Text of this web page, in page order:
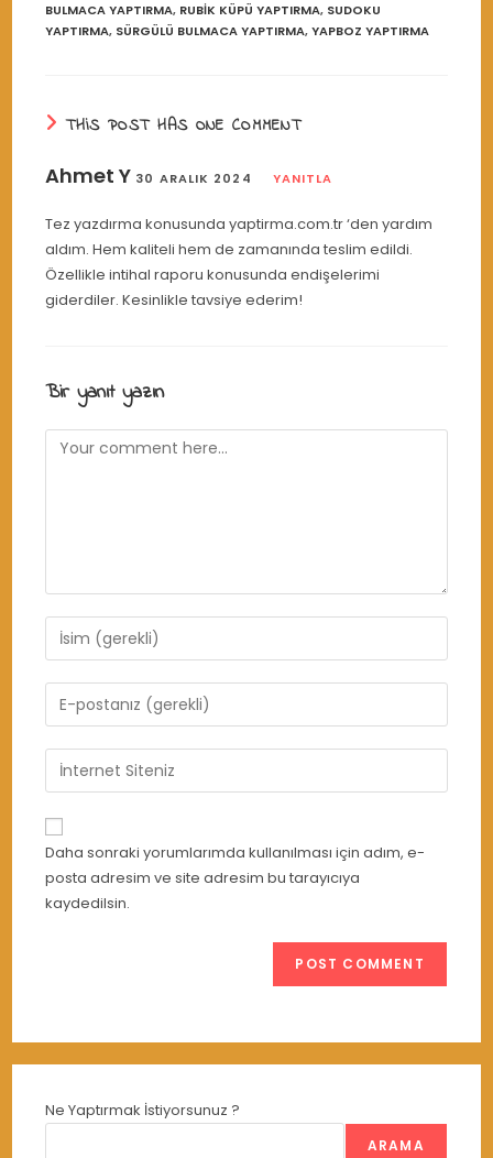
BULMACA YAPTIRMA, RUBIK KÜPÜ YAPTIRMA, SUDOKU
YAPTIRMA, SÜRGÜLÜ BULMACA YAPTIRMA, YAPBOZ YAPTIRMA
THIS POST HAS ONE COMMENT
Ahmet Y 30 ARALIK 2024 YANITLA
Tez yazdırma konusunda yaptirma.com.tr ‘den yardım
aldım. Hem kaliteli hem de zamanında teslim edildi.
Özellikle intihal raporu konusunda endişelerimi
giderdiler. Kesinlikle tavsiye ederim!
Bir yanıt yazın
Comment
Enter
your
name
or
to
comment
Enter
your
email
address
comment
Enter
your
website
URL
(optional)
Daha sonraki yorumlarımda kullanılması için adım, e-
posta adresim ve site adresim bu tarayıcıya
kaydedilsin.
Ne Yaptırmak İstiyorsunuz ?
ARAMA